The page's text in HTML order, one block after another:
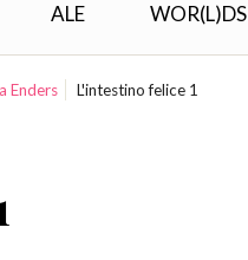
ALE WOR(L)DS
Enders L'intestino felice 1